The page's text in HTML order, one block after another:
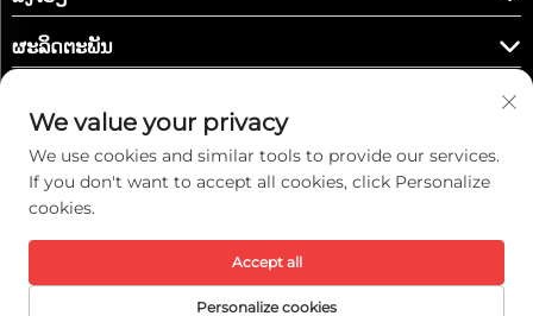
ຜະລິດຕະພັນ
ຕິດຕາມພວກເຮົາ
ລິขະສິດ © 2026 ບໍລິສັດ Kaiwei Intelligent Technology (Shanghai) Co., Ltd.
ທຸກລິຂະສິດ. ສະຫງວນ. -ນະໂຍບາຍຄວາມເປັນສ່ວນຕົວ
We value your privacy
We use cookies and similar tools to provide our services.
If you don't want to accept all cookies, click Personalize
cookies.
Personalize cookies
Accept all